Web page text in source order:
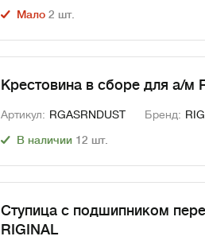
Мало 2 шт.
Крестовина в сборе для а/м
Артикул: RGASRNDUST Бренд:
В наличии 12 шт.
Ступица с подшипником
RIGINAL